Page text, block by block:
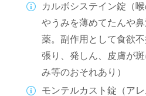
カルボシステイン錠（
やうみを薄めてたんや
薬。副作用として食欲
張り、発しん、皮膚が
み等のおそれあり）
モンテルカスト錠（ア